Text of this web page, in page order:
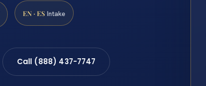
EN · ES Intake
Call (888) 437-7747